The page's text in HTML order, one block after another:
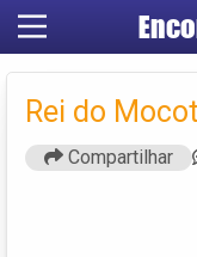
Rei do
Compartilhar